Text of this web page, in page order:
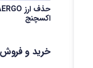
اکسچنج
خرید و فروش